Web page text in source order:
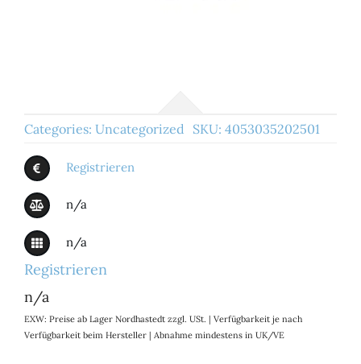
Categories: Uncategorized SKU: 4053035202501
Registrieren
n/a
n/a
Registrieren
n/a
EXW: Preise ab Lager Nordhastedt zzgl. USt. | Verfügbarkeit je nach
Verfügbarkeit beim Hersteller | Abnahme mindestens in UK/VE